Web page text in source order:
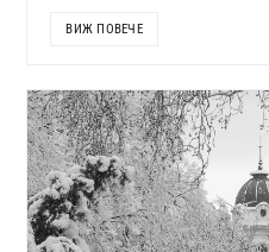
ВИЖ ПОВЕЧЕ